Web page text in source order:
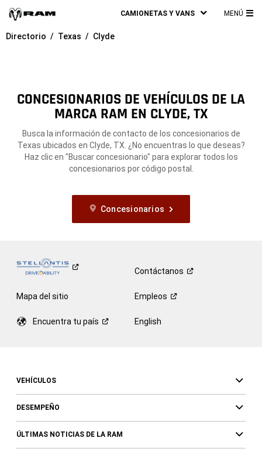
CAMIONETAS Y VANS MENÚ
Directorio Texas Clyde
CONCESIONARIOS DE VEHÍCULOS DE LA
MARCA RAM EN CLYDE, TX
Busca la información de contacto de los concesionarios de
Texas ubicados en Clyde, TX. ¿No encuentras lo que deseas?
Haz clic en "Buscar concesionario" para explorar todos los
concesionarios por código postal.
Concesionarios
Contáctanos
Mapa del sitio Empleos
Encuentra tu país English
VEHÍCULOS
DESEMPEÑO
ÚLTIMAS NOTICIAS DE LA RAM